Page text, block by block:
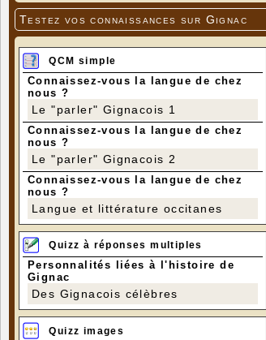
Testez vos connaissances sur Gignac
QCM simple
Connaissez-vous la langue de chez
nous ?
Le "parler" Gignacois 1
Connaissez-vous la langue de chez
nous ?
Le "parler" Gignacois 2
Connaissez-vous la langue de chez
nous ?
Langue et littérature occitanes
Quizz à réponses multiples
Personnalités liées à l'histoire de
Gignac
Des Gignacois célèbres
Quizz images